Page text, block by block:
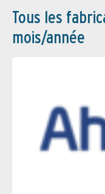
Tous les
mois/année